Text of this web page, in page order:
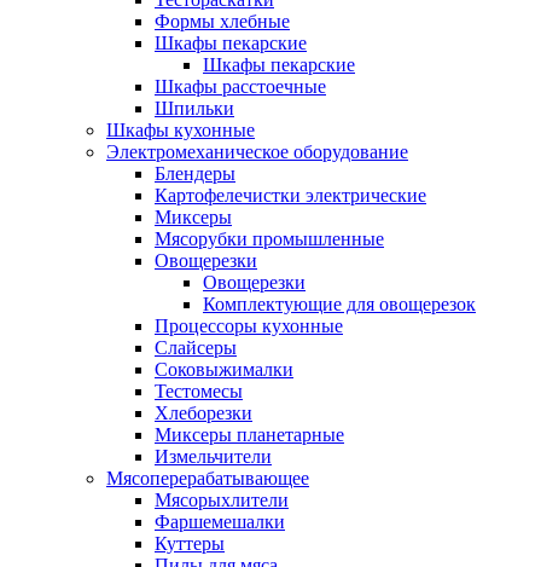
Формы хлебные
Шкафы пекарские
Шкафы пекарские
Шкафы расстоечные
Шпильки
Шкафы кухонные
Электромеханическое оборудование
Блендеры
Картофелечистки электрические
Миксеры
Мясорубки промышленные
Овощерезки
Овощерезки
Комплектующие для овощерезок
Процессоры кухонные
Слайсеры
Соковыжималки
Тестомесы
Хлеборезки
Миксеры планетарные
Измельчители
Мясоперерабатывающее
Мясорыхлители
Фаршемешалки
Куттеры